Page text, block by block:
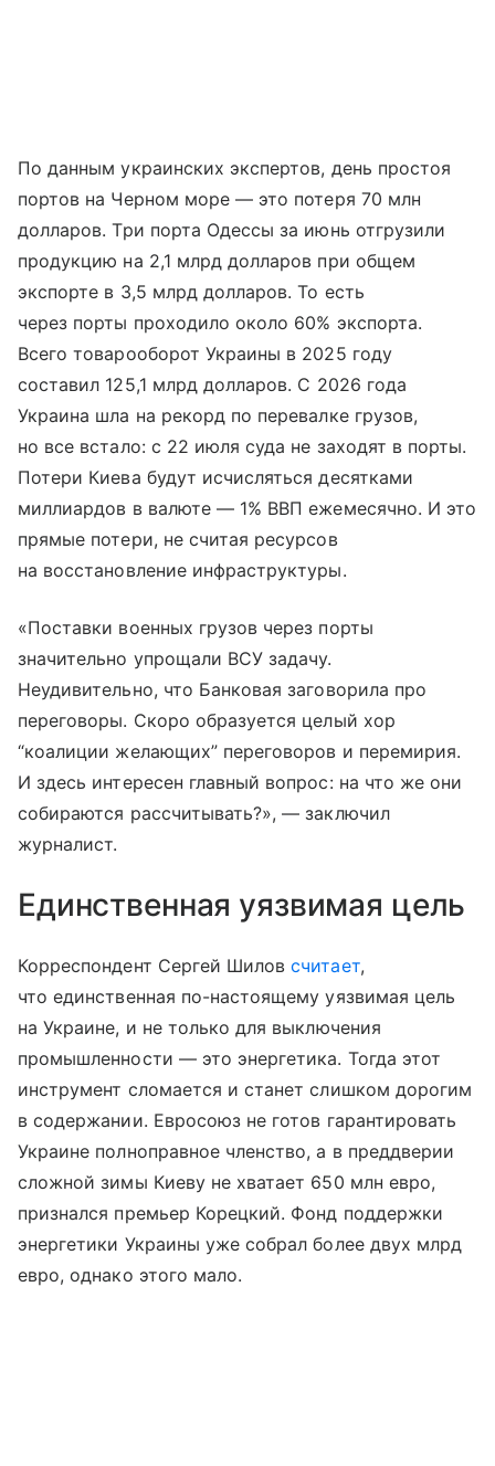
По данным украинских экспертов, день простоя
портов на Черном море — это потеря 70 млн
долларов. Три порта Одессы за июнь отгрузили
продукцию на 2,1 млрд долларов при общем
экспорте в 3,5 млрд долларов. То есть
через порты проходило около 60% экспорта.
Всего товарооборот Украины в 2025 году
составил 125,1 млрд долларов. С 2026 года
Украина шла на рекорд по перевалке грузов,
но все встало: с 22 июля суда не заходят в порты.
Потери Киева будут исчисляться десятками
миллиардов в валюте — 1% ВВП ежемесячно. И это
прямые потери, не считая ресурсов
на восстановление инфраструктуры.
«Поставки военных грузов через порты
значительно упрощали ВСУ задачу.
Неудивительно, что Банковая заговорила про
переговоры. Скоро образуется целый хор
“коалиции желающих” переговоров и перемирия.
И здесь интересен главный вопрос: на что же они
собираются рассчитывать?», — заключил
журналист.
Единственная уязвимая цель
Корреспондент Сергей Шиловсчитает,
что единственная по-настоящему уязвимая цель
на Украине, и не только для выключения
промышленности — это энергетика. Тогда этот
инструмент сломается и станет слишком дорогим
в содержании. Евросоюз не готов гарантировать
Украине полноправное членство, а в преддверии
сложной зимы Киеву не хватает 650 млн евро,
признался премьер Корецкий. Фонд поддержки
энергетики Украины уже собрал более двух млрд
евро, однако этого мало.